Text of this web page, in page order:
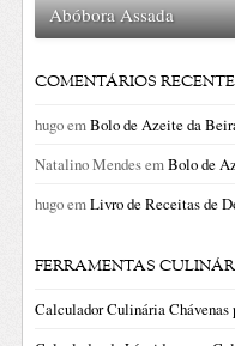
Abóbora Assada
COMENTÁRIOS
hugoemBolo de Azeite da
Natalino MendesemBolo de
hugoemLivro de Receitas de
FERRAMENTAS
Calculador Culinária Chávenas